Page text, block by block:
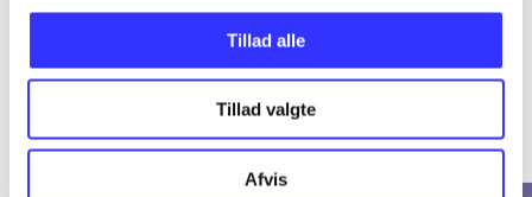
Tillad alle
Tillad valgte
Afvis
Penguin weird fiction
Gå til serien